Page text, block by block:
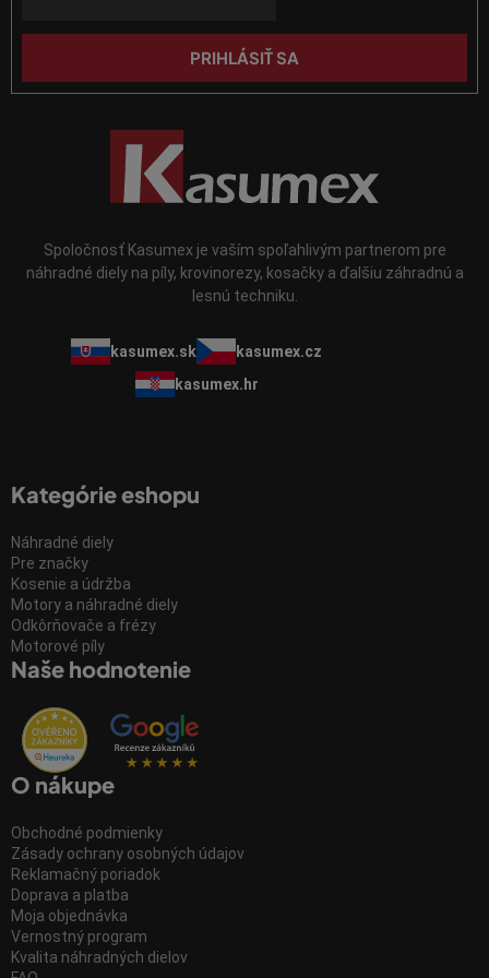
ý
p
i
Spoločnosť Kasumex je vaším spoľahlivým partnerom pre
náhradné diely na píly, krovinorezy, kosačky a ďalšiu záhradnú a
lesnú techniku.
kasumex.sk
kasumex.cz
kasumex.hr
Kategórie eshopu
Náhradné diely
Pre značky
Kosenie a údržba
Motory a náhradné diely
Odkôrňovače a frézy
Motorové píly
Naše hodnotenie
O nákupe
Obchodné podmienky
Zásady ochrany osobných údajov
Reklamačný poriadok
Doprava a platba
Moja objednávka
Vernostný program
Kvalita náhradných dielov
PRIHLÁSIŤ SA